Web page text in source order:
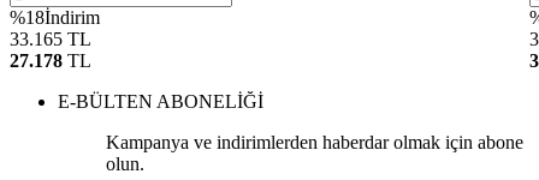
%18İndirim
33.165 TL
27.178 TL
E-BÜLTEN ABONELİĞİ
Kampanya ve indirimlerden haberdar olmak için abone
olun.